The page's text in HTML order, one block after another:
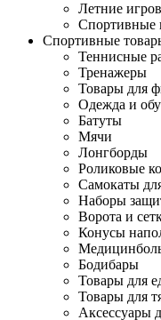
Летние
Спортивные
Спортивные
Теннисные
Тренажеры
Товары для
Одежда и
Батуты
Мячи
Лонгборды
Роликовые
Самокаты
Наборы
Ворота и
Конусы
Бодибары
Товары для
Товары для
Аксессуары